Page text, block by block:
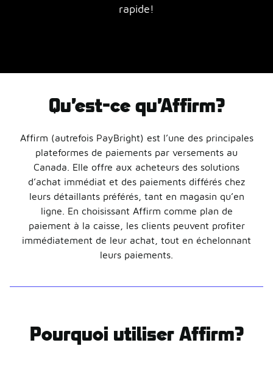
rapide!
Qu’est-ce qu’Affirm?
Affirm (autrefois PayBright) est l’une des principales
plateformes de paiements par versements au
Canada. Elle offre aux acheteurs des solutions
d’achat immédiat et des paiements différés chez
leurs détaillants préférés, tant en magasin qu’en
ligne. En choisissant Affirm comme plan de
paiement à la caisse, les clients peuvent profiter
immédiatement de leur achat, tout en échelonnant
leurs paiements.
Pourquoi utiliser Affirm?